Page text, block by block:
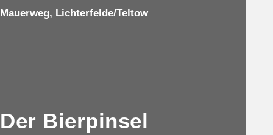
Mauerweg, Lichterfelde/Teltow
Der Bierpinsel